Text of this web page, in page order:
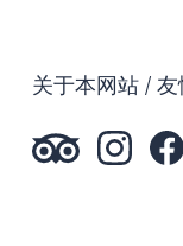
关于本网站